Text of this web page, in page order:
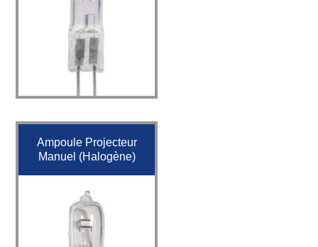
Ampoule Projecteur
Manuel (Halogène)